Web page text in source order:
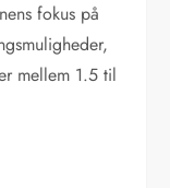
fokus på
mellem 1.5 til